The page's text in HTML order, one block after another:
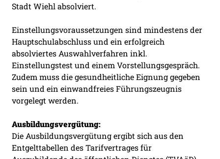
Stadt Wiehl absolviert.
Einstellungsvoraussetzungen sind mindestens der
Hauptschulabschluss und ein erfolgreich
absolviertes Auswahlverfahren inkl.
Einstellungstest und einem Vorstellungsgespräch.
Zudem muss die gesundheitliche Eignung gegeben
sein und ein einwandfreies Führungszeugnis
vorgelegt werden.
Ausbildungsvergütung:
Die Ausbildungsvergütung ergibt sich aus den
Entgelttabellen des Tarifvertrages für